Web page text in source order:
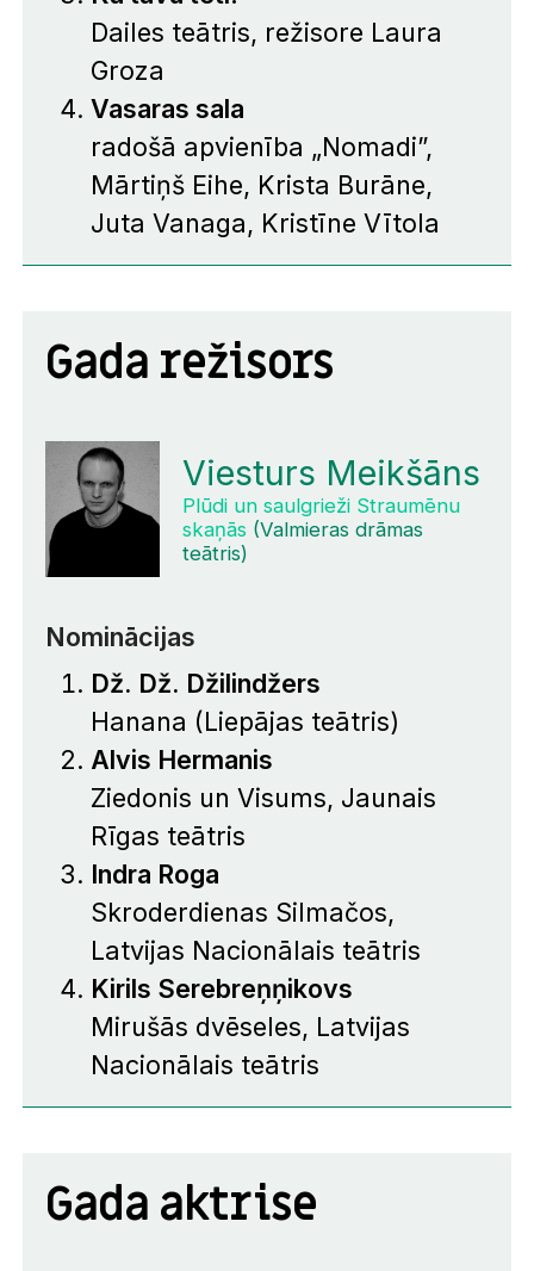
Dailes teātris, režisore Laura
Groza
Vasaras sala
radošā apvienība „Nomadi”,
Mārtiņš Eihe, Krista Burāne,
Juta Vanaga, Kristīne Vītola
Gada režisors
Viesturs Meikšāns
Plūdi un saulgrieži Straumēnu
skaņās (Valmieras drāmas
teātris)
Nominācijas
Dž. Dž. Džilindžers
Hanana (Liepājas teātris)
Alvis Hermanis
Ziedonis un Visums, Jaunais
Rīgas teātris
Indra Roga
Skroderdienas Silmačos,
Latvijas Nacionālais teātris
Kirils Serebreņņikovs
Mirušās dvēseles, Latvijas
Nacionālais teātris
Gada aktrise